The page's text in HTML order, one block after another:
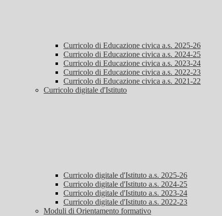
Curricolo di Educazione civica a.s. 2025-26
Curricolo di Educazione civica a.s. 2024-25
Curricolo di Educazione civica a.s. 2023-24
Curricolo di Educazione civica a.s. 2022-23
Curricolo di Educazione civica a.s. 2021-22
Curricolo digitale d'Istituto
Curricolo digitale d'Istituto a.s. 2025-26
Curricolo digitale d'Istituto a.s. 2024-25
Curricolo digitale d'Istituto a.s. 2023-24
Curricolo digitale d'Istituto a.s. 2022-23
Moduli di Orientamento formativo